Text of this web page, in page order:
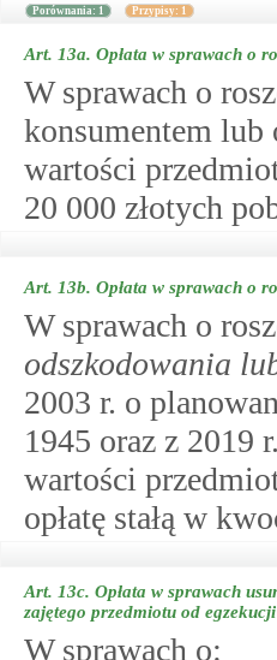
Porównania: 1 Przypisy: 1
Art. 13a. Opłata w sprawach o
W sprawach o
konsumentem lub
wartości
20 000 złotych
Art. 13b. Opłata w sprawach o
W sprawach o
odszkodowania
2003 r. o
1945 oraz z 2019
wartości
opłatę stałą w
Art. 13c. Opłata w sprawach
zajętego przedmiotu od egzekucji
W sprawach o: